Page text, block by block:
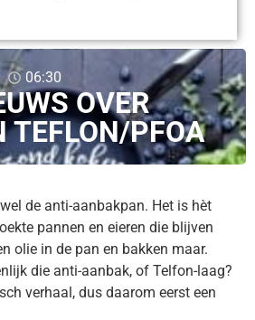
06:30
OVER
TEFLON/PFOA
de anti-aanbakpan. Het is hèt
pannen en eieren die blijven
olie in de pan en bakken maar.
die anti-aanbak, of Telfon-laag?
verhaal, dus daarom eerst een